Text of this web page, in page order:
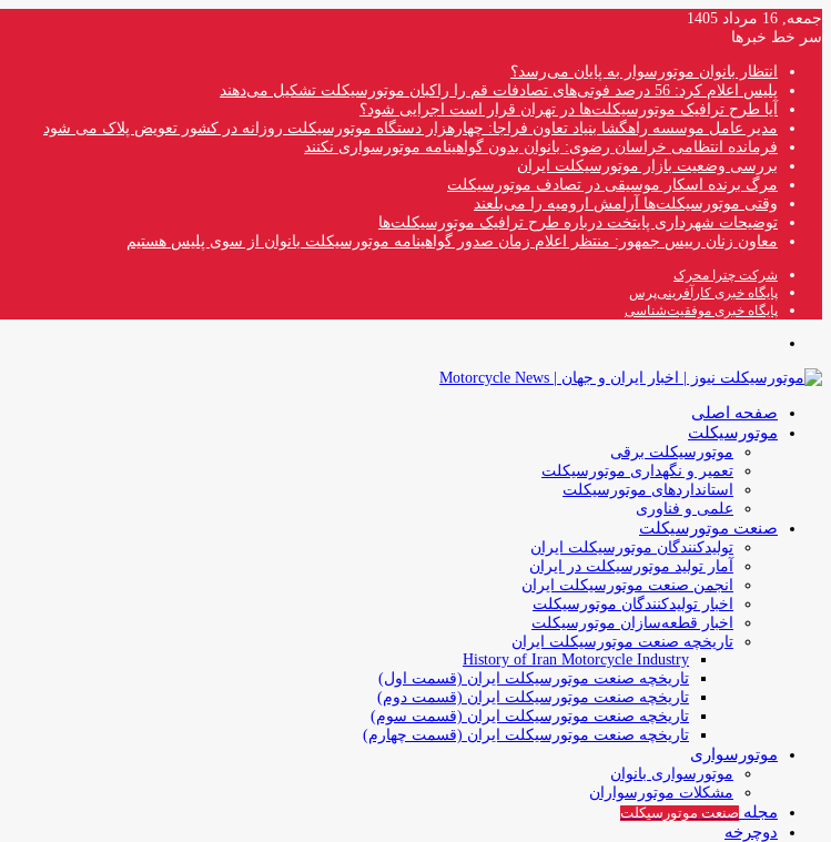
جمعه, 16 مرداد 1405
سر خط خبرها
انتظار بانوان موتورسوار به پایان می‌رسد؟
پلیس اعلام کرد: 56 درصد فوتی‌های تصادفات قم را راکبان موتورسیکلت تشکیل می‌دهند
آیا طرح ترافیک موتورسیکلت‌ها در تهران قرار است اجرایی شود؟
مدیر عامل موسسه راهگشا بنیاد تعاون فراجا: چهارهزار دستگاه موتورسیکلت روزانه در کشور تعویض پلاک می شود
فرمانده انتظامی خراسان رضوی: بانوان بدون گواهینامه موتورسواری نکنند
بررسی وضعیت بازار موتورسیکلت ایران
مرگ برنده اسکار موسیقی در تصادف موتورسیکلت
وقتی موتورسیکلت‌ها آرامش ارومیه را می‌بلعند
توضیحات شهرداری پایتخت درباره طرح ترافیک موتورسیکلت‌ها
معاون زنان رییس جمهور: منتظر اعلام زمان صدور گواهینامه موتورسیکلت بانوان از سوی پلیس هستیم
شرکت چترا محرک
پایگاه خبری کارآفرینی‌پرس
پایگاه خبری موفقیت‌شناسی
صفحه اصلی
موتورسیکلت
موتورسیکلت برقی
تعمیر و نگهداری موتورسیکلت
استانداردهای موتورسیکلت
علمی و فناوری
صنعت موتورسیکلت
تولیدکنندگان موتورسیکلت ایران
آمار تولید موتورسیکلت در ایران
انجمن صنعت موتورسیکلت ایران
اخبار تولیدکنندگان موتورسیکلت
اخبار قطعه‌سازان موتورسیکلت
تاریخچه صنعت موتورسیکلت ایران
History of Iran Motorcycle Industry
تاریخچه صنعت موتورسیکلت ایران (قسمت اول)
تاریخچه صنعت موتورسیکلت ایران (قسمت دوم)
تاریخچه صنعت موتورسیکلت ایران (قسمت سوم)
تاریخچه صنعت موتورسیکلت ایران (قسمت چهارم)
موتورسواری
موتورسواری بانوان
مشکلات موتورسواران
مجله صنعت موتورسیکلت
دوچرخه